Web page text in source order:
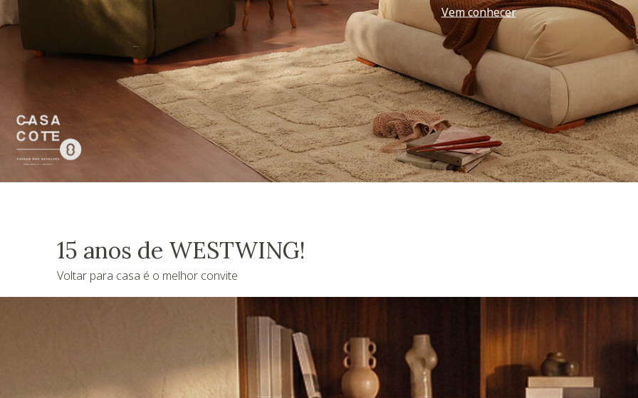
Vem conhecer
15 anos de WESTWING!
Voltar para casa é o melhor convite